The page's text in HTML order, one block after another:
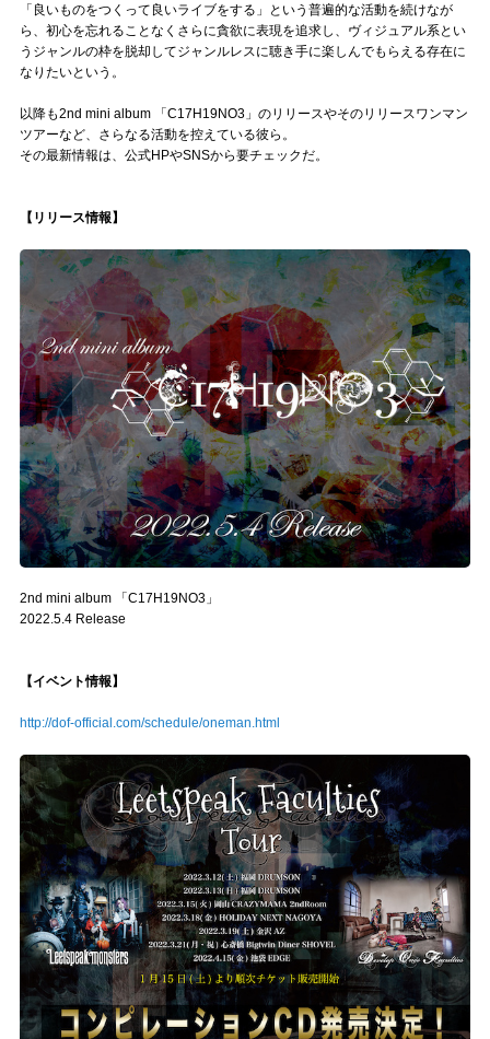
「良いものをつくって良いライブをする」という普遍的な活動を続けなが
ら、初心を忘れることなくさらに貪欲に表現を追求し、ヴィジュアル系とい
うジャンルの枠を脱却してジャンルレスに聴き手に楽しんでもらえる存在に
なりたいという。
以降も2nd mini album 「C17H19NO3」のリリースやそのリリースワンマン
ツアーなど、さらなる活動を控えている彼ら。
その最新情報は、公式HPやSNSから要チェックだ。
【リリース情報】
2nd mini album 「C17H19NO3」
2022.5.4 Release
【イベント情報】
http://dof-official.com/schedule/oneman.html